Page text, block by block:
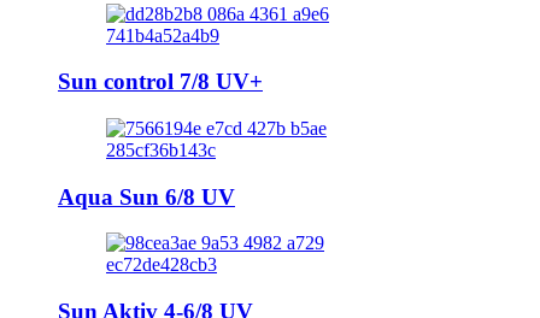
Sun control 7/8 UV+
Aqua Sun 6/8 UV
Sun Aktiv 4-6/8 UV